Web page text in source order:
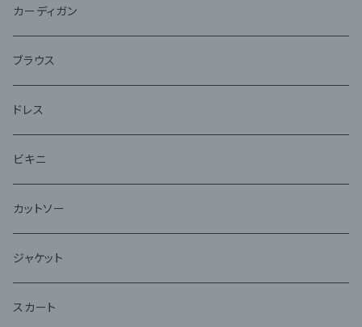
ジャケット
アンサンブル
カーディガン
ブラウス
ドレス
ビキニ
カットソー
ジャケット
スカート